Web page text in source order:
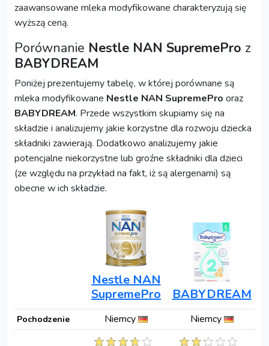
zaawansowane mleka modyfikowane charakteryzują się
wyższą ceną.
Porównanie Nestle NAN SupremePro z
BABYDREAM
Poniżej prezentujemy tabelę, w której porównane są
mleka modyfikowane Nestle NAN SupremePro oraz
BABYDREAM. Przede wszystkim skupiamy się na
składzie i analizujemy jakie korzystne dla rozwoju dziecka
składniki zawierają. Dodatkowo analizujemy jakie
potencjalne niekorzystne lub groźne składniki dla dzieci
(ze względu na przykład na fakt, iż są alergenami) są
obecne w ich składzie.
Nestle NAN
SupremePro
BABYDREAM
Pochodzenie Niemcy Niemcy